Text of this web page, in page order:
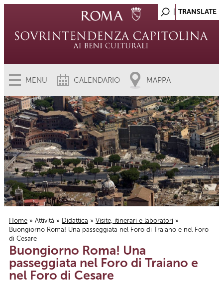
MENU CALENDARIO MAPPA
Tu sei qui
Home » Attività » Didattica » Visite, itinerari e laboratori »
Buongiorno Roma! Una passeggiata nel Foro di Traiano e nel Foro
di Cesare
Buongiorno Roma! Una
passeggiata nel Foro di Traiano e
nel Foro di Cesare